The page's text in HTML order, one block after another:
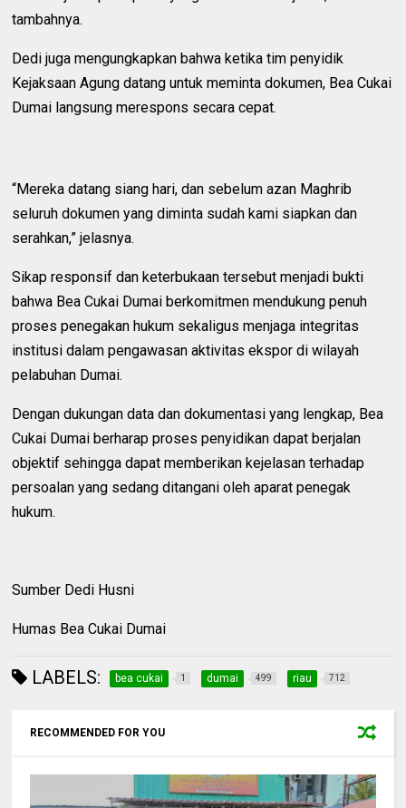
tambahnya.
Dedi juga mengungkapkan bahwa ketika tim penyidik
Kejaksaan Agung datang untuk meminta dokumen, Bea Cukai
Dumai langsung merespons secara cepat.
“Mereka datang siang hari, dan sebelum azan Maghrib
seluruh dokumen yang diminta sudah kami siapkan dan
serahkan,” jelasnya.
Sikap responsif dan keterbukaan tersebut menjadi bukti
bahwa Bea Cukai Dumai berkomitmen mendukung penuh
proses penegakan hukum sekaligus menjaga integritas
institusi dalam pengawasan aktivitas ekspor di wilayah
pelabuhan Dumai.
Dengan dukungan data dan dokumentasi yang lengkap, Bea
Cukai Dumai berharap proses penyidikan dapat berjalan
objektif sehingga dapat memberikan kejelasan terhadap
persoalan yang sedang ditangani oleh aparat penegak
hukum.
Sumber Dedi Husni
Humas Bea Cukai Dumai
LABELS: bea cukai 1 dumai 499 riau 712
RECOMMENDED FOR YOU